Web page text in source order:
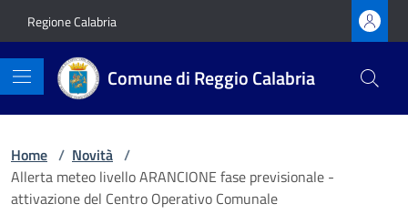
Regione Calabria
Comune di Reggio Calabria
Home / Novità /
Allerta meteo livello ARANCIONE fase previsionale -
attivazione del Centro Operativo Comunale